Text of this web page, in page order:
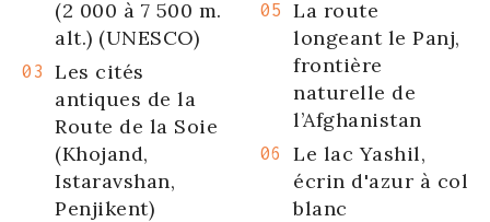
(2 000 à 7 500 m.
alt.) (UNESCO)
Les cités
antiques de la
Route de la Soie
(Khojand,
Istaravshan,
Penjikent)
La route
longeant le Panj,
frontière
naturelle de
l’Afghanistan
Le lac Yashil,
écrin d'azur à col
blanc